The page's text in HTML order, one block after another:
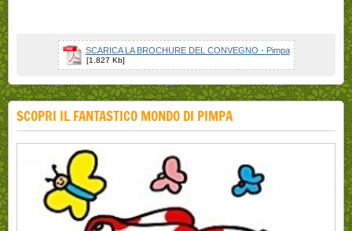
SCARICA LA BROCHURE DEL CONVEGNO - Pimpa
[1.827 Kb]
SCOPRI IL FANTASTICO MONDO DI PIMPA